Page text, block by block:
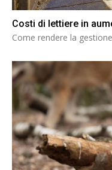
Costi di lettiere in
Come rendere la